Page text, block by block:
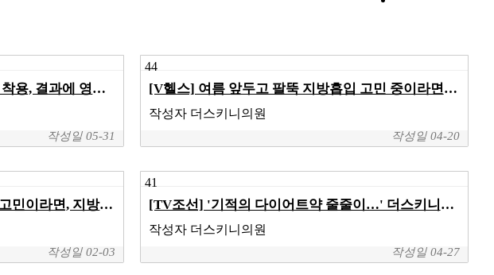
[라포르시안] 지방흡입 후 압박복 착용, 결과에 영향 주지 않아...통증 경감 역할
작성일 05-31
44
[V헬스] 여름 앞두고 팔뚝 지방흡입 고민 중이라면 '이것' 주의해야
작성자 더스키니의원
작성일 04-20
[라포르시안] 마른체형에 군살이 고민이라면, 지방흡입 통해 개선 가능해
작성일 02-03
41
[TV조선] '기적의 다이어트약 줄줄이…' 더스키니의원 김진서원장님 인터뷰
작성자 더스키니의원
작성일 04-27